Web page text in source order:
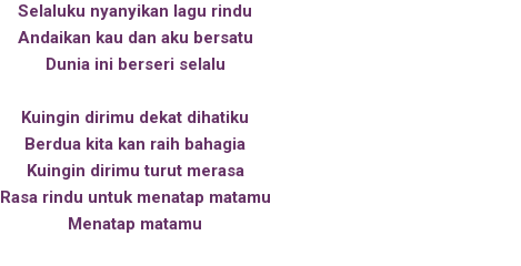
Selaluku nyanyikan lagu rindu
Andaikan kau dan aku bersatu
Dunia ini berseri selalu
Kuingin dirimu dekat dihatiku
Berdua kita kan raih bahagia
Kuingin dirimu turut merasa
Rasa rindu untuk menatap matamu
Menatap matamu